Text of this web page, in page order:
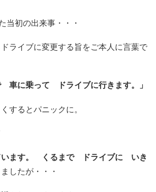
当初の出来事・・・
ライブに変更する旨をご本人に言葉で
車に乗って ドライブに行きます。」
するとパニックに。
います。 くるまで ドライブに いき
したが・・・